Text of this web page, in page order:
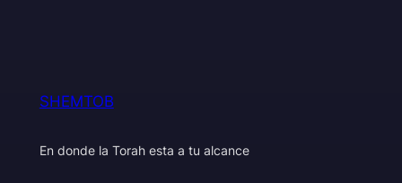
SHEMTOB
En donde la Torah esta a tu alcance